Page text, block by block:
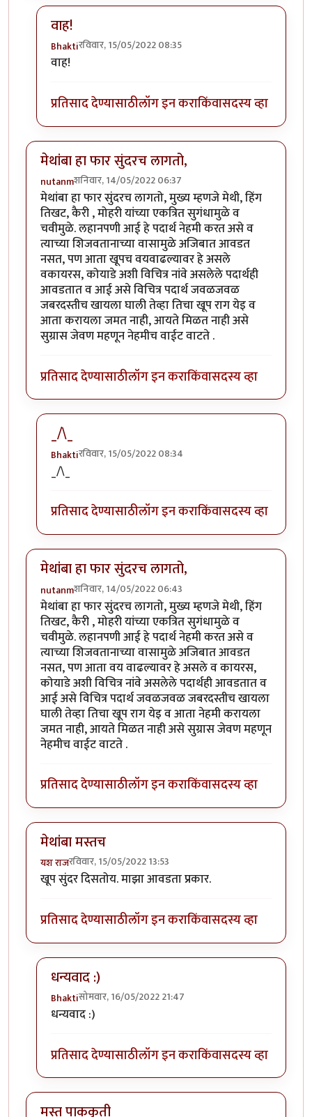
वाह!
Bhaktiरविवार, 15/05/2022 08:35
In reply to
वाह!
प्रतिसाद देण्यासाठीलॉग इन कराकिंवासदस्य व्हा
मेथांबा हा फार सुंदरच लागतो,
nutanmशनिवार, 14/05/2022 06:37
मेथांबा हा फार सुंदरच लागतो, मुख्य म्हणजे मेथी, हिंग
तिखट, कैरी , मोहरी यांच्या एकत्रित सुगंधामुळे व
चवीमुळे. लहानपणी आई हे पदार्थ नेहमी करत असे व
त्याच्या शिजवतानाच्या वासामुळे अजिबात आवडत
नसत, पण आता खूपच वयवाढल्यावर हे असले
वकायरस, कोयाडे अशी विचित्र नांवे असलेले पदार्थही
आवडतात व आई असे विचित्र पदार्थ जवळजवळ
जबरदस्तीच खायला घाली तेव्हा तिचा खूप राग येइ व
आता करायला जमत नाही, आयते मिळत नाही असे
सुग्रास जेवण महणून नेहमीच वाईट वाटते .
प्रतिसाद देण्यासाठीलॉग इन कराकिंवासदस्य व्हा
_/\_
Bhaktiरविवार, 15/05/2022 08:34
In reply to
_/\_
प्रतिसाद देण्यासाठीलॉग इन कराकिंवासदस्य व्हा
मेथांबा हा फार सुंदरच लागतो,
nutanmशनिवार, 14/05/2022 06:43
मेथांबा हा फार सुंदरच लागतो, मुख्य म्हणजे मेथी, हिंग
तिखट, कैरी , मोहरी यांच्या एकत्रित सुगंधामुळे व
चवीमुळे. लहानपणी आई हे पदार्थ नेहमी करत असे व
त्याच्या शिजवतानाच्या वासामुळे अजिबात आवडत
नसत, पण आता वय वाढल्यावर हे असले व कायरस,
कोयाडे अशी विचित्र नांवे असलेले पदार्थही आवडतात व
आई असे विचित्र पदार्थ जवळजवळ जबरदस्तीच खायला
घाली तेव्हा तिचा खूप राग येइ व आता नेहमी करायला
जमत नाही, आयते मिळत नाही असे सुग्रास जेवण महणून
नेहमीच वाईट वाटते .
प्रतिसाद देण्यासाठीलॉग इन कराकिंवासदस्य व्हा
मेथांबा मस्तच
यश राजरविवार, 15/05/2022 13:53
खूप सुंदर दिसतोय. माझा आवडता प्रकार.
प्रतिसाद देण्यासाठीलॉग इन कराकिंवासदस्य व्हा
धन्यवाद :)
Bhaktiसोमवार, 16/05/2022 21:47
In reply to
धन्यवाद :)
प्रतिसाद देण्यासाठीलॉग इन कराकिंवासदस्य व्हा